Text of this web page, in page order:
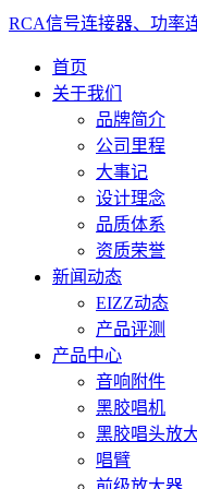
RCA信号连接器、功率
首页
关于我们
品牌简介
公司里程
大事记
设计理念
品质体系
资质荣誉
新闻动态
EIZZ动态
产品评测
产品中心
音响附件
黑胶唱机
黑胶唱头放
唱臂